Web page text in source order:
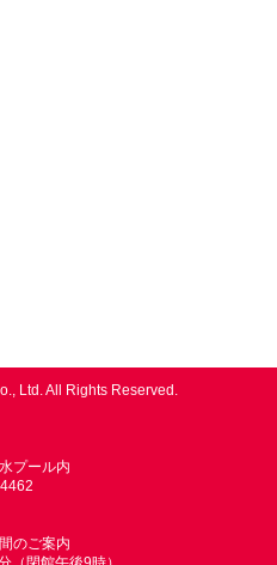
Ltd. All Rights Reserved.
プール内
のご案内